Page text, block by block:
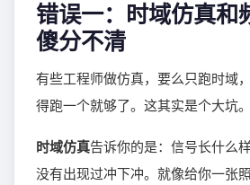
错误一：时域仿真和
傻分不清
有些工程师做仿真，要么只跑时域
得跑一个就够了。这其实是个大坑。
时域仿真告诉你的是：信号长什么
没有出现过冲下冲。就像给你一张